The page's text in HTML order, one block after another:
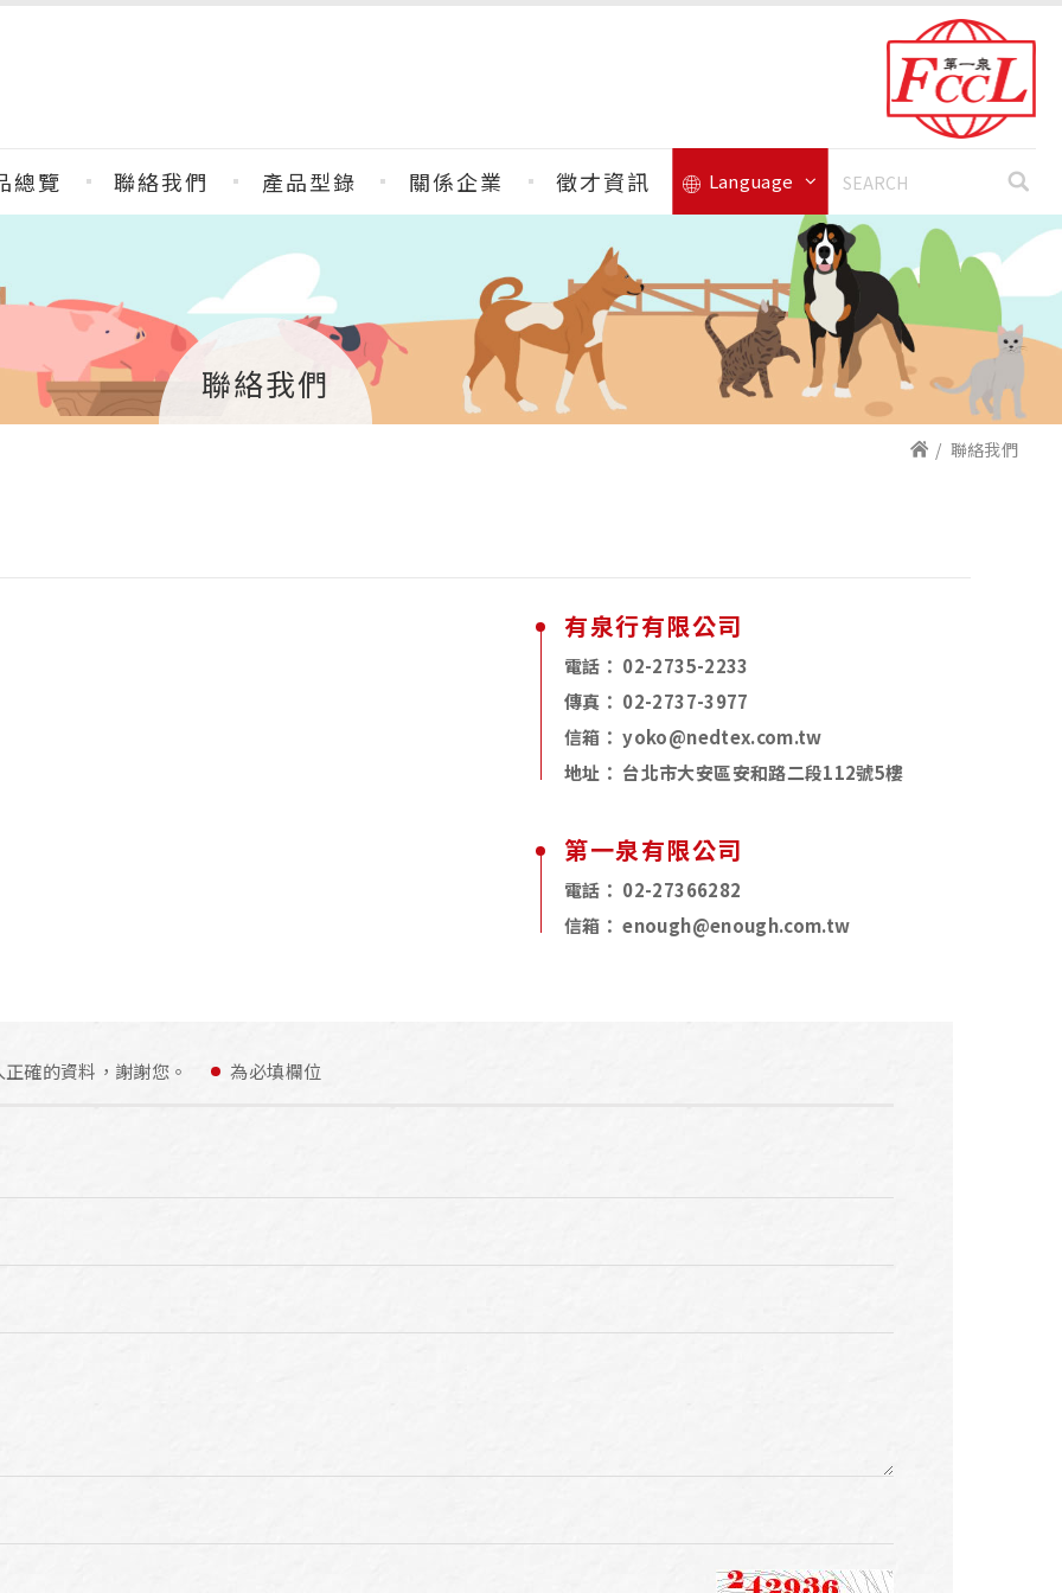
Language
總覽 聯絡我們 產品型錄 關係企業 徵才資訊
聯絡我們
聯絡我們
有泉行有限公司
電話： 02-2735-2233
傳真： 02-2737-3977
信箱：yoko@nedtex.com.tw
地址： 台北市大安區安和路二段112號5樓
第一泉有限公司
電話： 02-27366282
信箱：enough@enough.com.tw
確的資料，謝謝您。 為必填欄位